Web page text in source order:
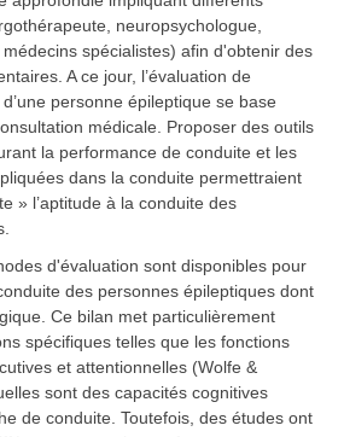
neuropsychologue,
médecins spécialistes) afin d'obtenir des
A ce jour, l’évaluation de
personne épileptique se base
médicale. Proposer des outils
la performance de conduite et les
dans la conduite permettraient
» l’aptitude à la conduite des
d'évaluation sont disponibles pour
des personnes épileptiques dont
Ce bilan met particulièrement
spécifiques telles que les fonctions
et attentionnelles (Wolfe &
sont des capacités cognitives
de conduite. Toutefois, des études ont